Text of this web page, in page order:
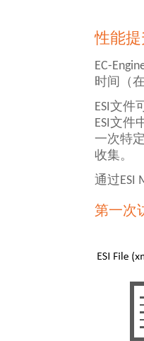
性能提
EC-
时间（
ESI文件
ESI文件
一次特
收集。
通过ESI
第一次